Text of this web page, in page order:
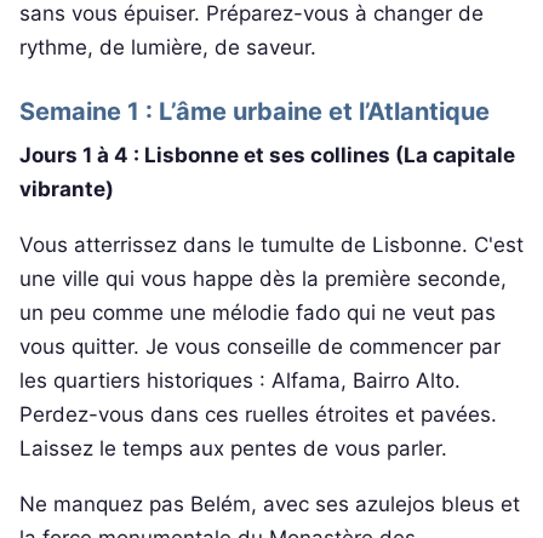
sans vous épuiser. Préparez-vous à changer de
rythme, de lumière, de saveur.
Semaine 1 : L’âme urbaine et l’Atlantique
Jours 1 à 4 : Lisbonne et ses collines (La capitale
vibrante)
Vous atterrissez dans le tumulte de Lisbonne. C'est
une ville qui vous happe dès la première seconde,
un peu comme une mélodie fado qui ne veut pas
vous quitter. Je vous conseille de commencer par
les quartiers historiques : Alfama, Bairro Alto.
Perdez-vous dans ces ruelles étroites et pavées.
Laissez le temps aux pentes de vous parler.
Ne manquez pas Belém, avec ses azulejos bleus et